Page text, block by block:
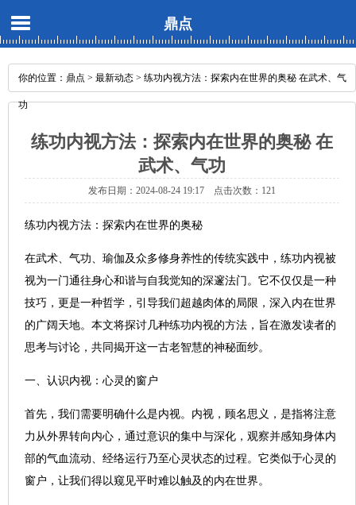
鼎点
你的位置： 鼎点 > 最新动态 > 练功内视方法：探索内在世界的奥秘 在武术、气
功
练功内视方法：探索内在世界的奥秘 在
武术、气功
发布日期：2024-08-24 19:17 点击次数：121
练功内视方法：探索内在世界的奥秘
在武术、气功、瑜伽及众多修身养性的传统实践中，练功内视被
视为一门通往身心和谐与自我觉知的深邃法门。它不仅仅是一种
技巧，更是一种哲学，引导我们超越肉体的局限，深入内在世界
的广阔天地。本文将探讨几种练功内视的方法，旨在激发读者的
思考与讨论，共同揭开这一古老智慧的神秘面纱。
一、认识内视：心灵的窗户
首先，我们需要明确什么是内视。内视，顾名思义，是指将注意
力从外界转向内心，通过意识的集中与深化，观察并感知身体内
部的气血流动、经络运行乃至心灵状态的过程。它类似于心灵的
窗户，让我们得以窥见平时难以触及的内在世界。